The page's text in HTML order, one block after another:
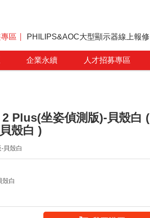
區 PHILIPS&AOC大型顯示器線上報修
企業永續 人才招募專區
Plus(坐姿偵測版)-貝殼白 (
殼白 )
貝殼白
殼白